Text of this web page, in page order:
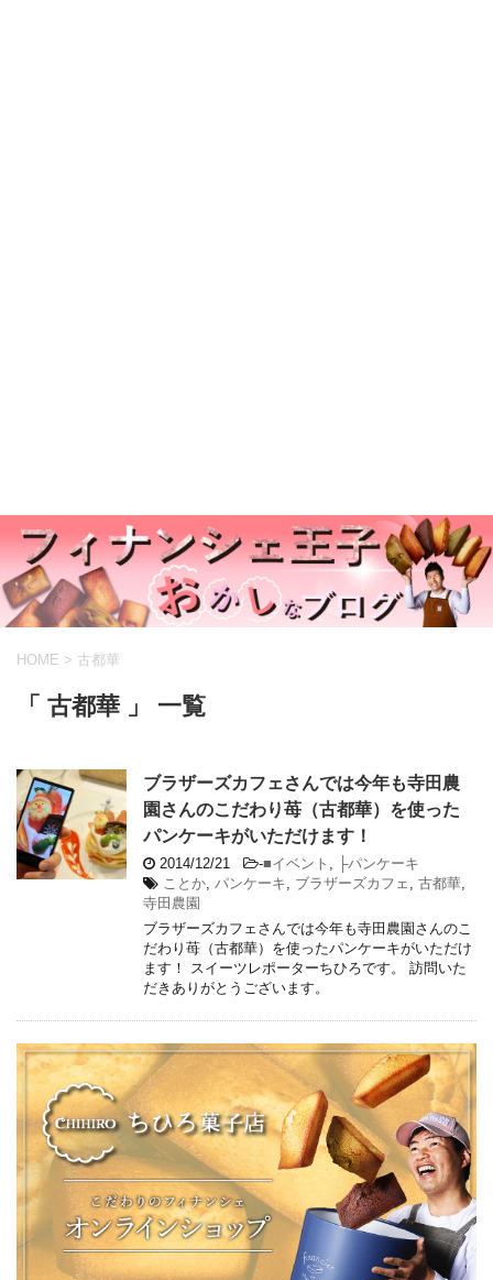
HOME > 古都華
「 古都華 」 一覧
ブラザーズカフェさんでは今年も寺田農
園さんのこだわり苺（古都華）を使った
パンケーキがいただけます！
2014/12/21 -■イベント
├パンケーキ
ことか パンケーキ ブラザーズカフェ 古都華
寺田農園
ブラザーズカフェさんでは今年も寺田農園さんのこ
だわり苺（古都華）を使ったパンケーキがいただけ
ます！ スイーツレポーターちひろです。 訪問いた
だきありがとうございます。